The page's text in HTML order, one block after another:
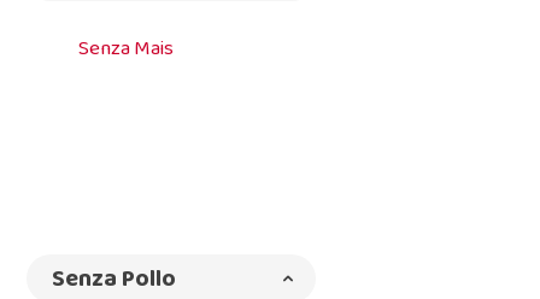
Senza Mais
Senza Pollo